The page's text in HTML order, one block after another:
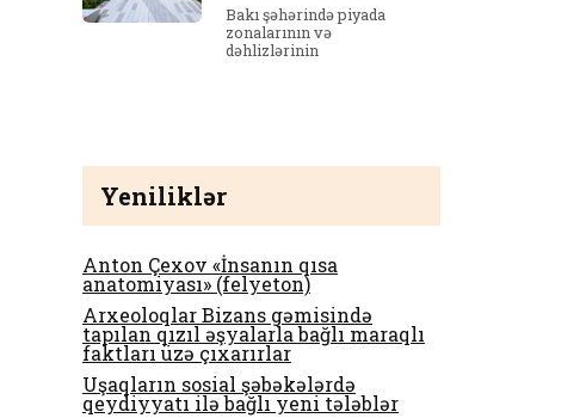
Bakı şəhərində piyada
zonalarının və
dəhlizlərinin
Yeniliklər
Anton Çexov «İnsanın qısa
anatomiyası» (felyeton)
Arxeoloqlar Bizans gəmisində
tapılan qızıl əşyalarla bağlı maraqlı
faktları üzə çıxarırlar
Uşaqların sosial şəbəkələrdə
qeydiyyatı ilə bağlı yeni tələblər